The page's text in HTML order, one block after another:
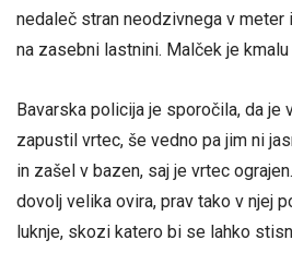
nedaleč stran neodzivnega v
na zasebni lastnini. Malček je
Bavarska policija je sporočila, da je
zapustil vrtec, še vedno pa jim ni
in zašel v bazen, saj je vrtec
dovolj velika ovira, prav tako v njej
luknje, skozi katero bi se lahko